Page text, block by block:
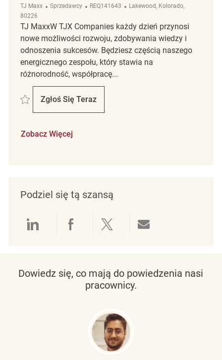
TJ Maxx Kategoria
Sprzedawcy ReqId
REQ141643 Lokalizacja
Lakewood, Kolorado,
80226
TJ MaxxW TJX Companies każdy dzień przynosi
nowe możliwości rozwoju, zdobywania wiedzy i
odnoszenia sukcesów. Będziesz częścią naszego
energicznego zespołu, który stawia na
różnorodność, współpracę...
Zapisać Retail Merchandise Associate REQ141643
Zgłoś Się Teraz
Retail Merchandise Associate
Zobacz Więcej
Podziel się tą szansą
Udostępnianie przez LinkedIn
Udostępnianie przez
Udostępnij przez
Dowiedz się, co mają do powiedzenia nasi
pracownicy.